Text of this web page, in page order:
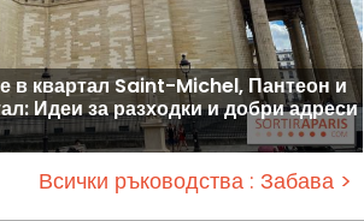
в квартал Saint-Michel, Пантеон и
Идеи за разходки и добри адреси
Всички ръководства : Забава >